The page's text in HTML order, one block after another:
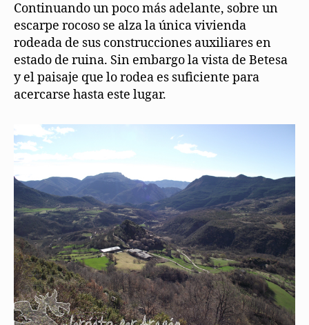
Continuando un poco más adelante, sobre un
escarpe rocoso se alza la única vivienda
rodeada de sus construcciones auxiliares en
estado de ruina. Sin embargo la vista de Betesa
y el paisaje que lo rodea es suficiente para
acercarse hasta este lugar.